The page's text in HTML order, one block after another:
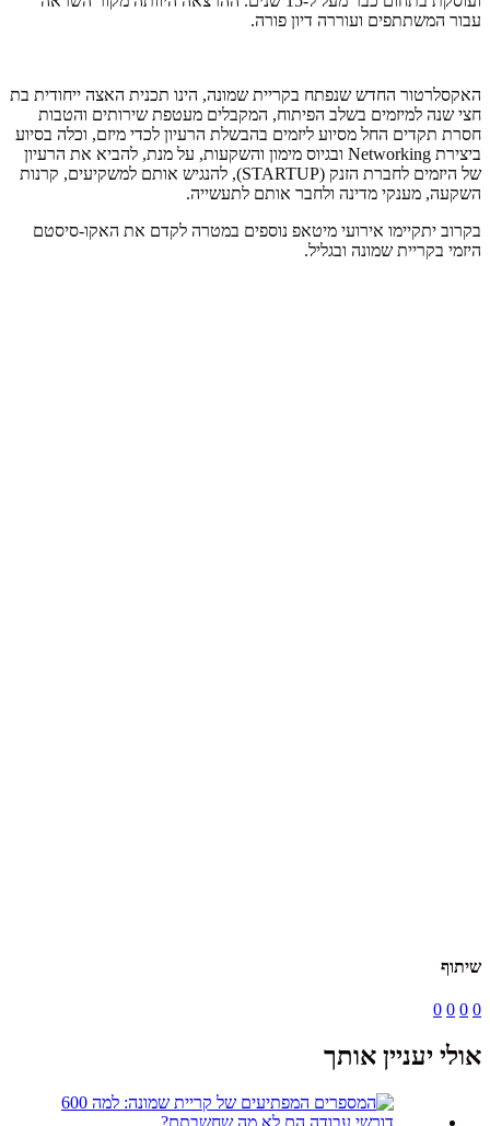
עבור המשתתפים ועוררה דיון פורה.
האקסלרטור החדש שנפתח בקריית שמונה, הינו תכנית האצה ייחודית בת
חצי שנה למיזמים בשלב הפיתוח, המקבלים מעטפת שירותים והטבות
חסרת תקדים החל מסיוע ליזמים בהבשלת הרעיון לכדי מיזם, וכלה בסיוע
ביצירת Networking ובגיוס מימון והשקעות, על מנת, להביא את הרעיון
של היזמים לחברת הזנק (STARTUP), להנגיש אותם למשקיעים, קרנות
השקעה, מענקי מדינה ולחבר אותם לתעשייה.
בקרוב יתקיימו אירועי מיטאפ נוספים במטרה לקדם את האקו-סיסטם
היזמי בקריית שמונה ובגליל.
שיתוף
0
0
0
0
אולי יעניין אותך